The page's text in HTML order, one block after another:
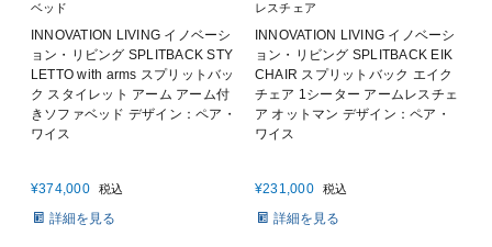
ベッド
INNOVATION LIVING イノベーシ
ョン・リビング SPLITBACK STY
LETTO with arms スプリットバッ
ク スタイレット アーム アーム付
きソファベッド デザイン：ペア・
ワイス
¥374,000 税込
詳細を見る
レスチェア
INNOVATION LIVING イノベーシ
ョン・リビング SPLITBACK EIK
CHAIR スプリットバック エイク
チェア 1シーター アームレスチェ
ア オットマン デザイン：ペア・
ワイス
¥231,000 税込
詳細を見る